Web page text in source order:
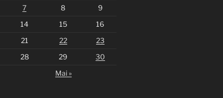
7
8
9
14
15
16
21
22
23
28
29
30
Mai »